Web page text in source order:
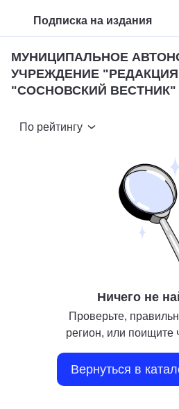
Подписка на издания
МУНИЦИПАЛЬНОЕ
УЧРЕЖДЕНИЕ
"СОСНОВСКИЙ ВЕСТНИК"
По рейтингу
Ничего не
Проверьте,
регион, или поищите
Вернуться в